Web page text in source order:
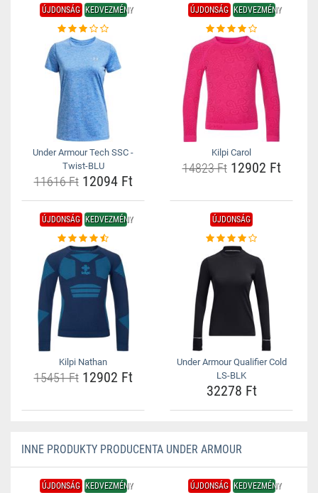
ÚJDONSÁG KEDVEZMÉNY
Under Armour Tech SSC -
Twist-BLU
11616 Ft12094 Ft
ÚJDONSÁG KEDVEZMÉNY
Kilpi Carol
14823 Ft12902 Ft
ÚJDONSÁG KEDVEZMÉNY
Kilpi Nathan
15451 Ft12902 Ft
ÚJDONSÁG
Under Armour Qualifier Cold
LS-BLK
32278 Ft
INNE PRODUKTY PRODUCENTA UNDER ARMOUR
ÚJDONSÁG KEDVEZMÉNY ÚJDONSÁG KEDVEZMÉNY